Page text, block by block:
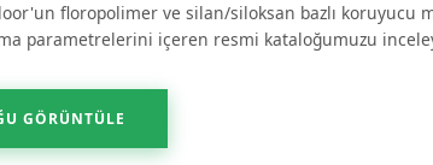
floropolimer ve silan/siloksan bazlı koruyucu
parametrelerini içeren resmi kataloğumuzu
GÖRÜNTÜLE